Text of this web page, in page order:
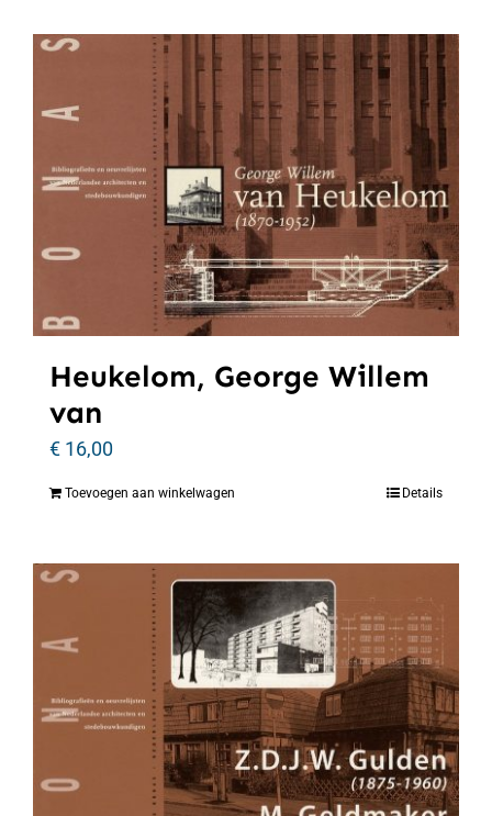
Heukelom, George Willem
van
€ 16,00
Toevoegen aan winkelwagen Details